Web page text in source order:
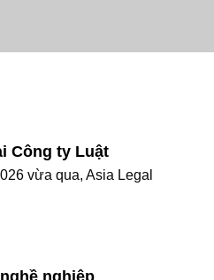
Công ty Luật
vừa qua, Asia Legal
nghiệp